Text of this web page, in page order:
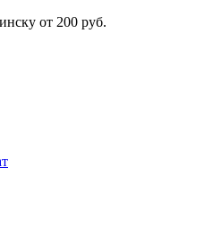
от 200 руб.